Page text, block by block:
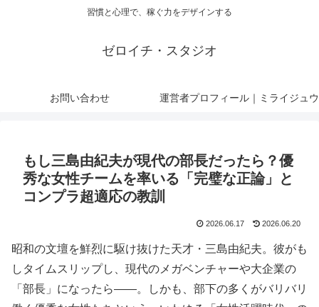
習慣と心理で、稼ぐ力をデザインする
ゼロイチ・スタジオ
お問い合わせ 運営者プロフィール｜ミライジュウ
もし三島由紀夫が現代の部長だったら？優
秀な女性チームを率いる「完璧な正論」と
コンプラ超適応の教訓
2026.06.17 2026.06.20
昭和の文壇を鮮烈に駆け抜けた天才・三島由紀夫。彼がも
しタイムスリップし、現代のメガベンチャーや大企業の
「部長」になったら――。しかも、部下の多くがバリバリ